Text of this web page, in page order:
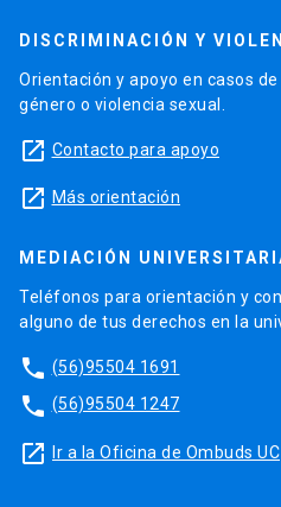
DISCRIMINACIÓN Y
Orientación y apoyo en casos
género o violencia sexual.
launch Contacto para apoyo
launch Más orientación
MEDIACIÓN
Teléfonos para orientación y
alguno de tus derechos en la
phone (56)95504 1691
phone (56)95504 1247
launch Ir a la Oficina de Ombuds UC